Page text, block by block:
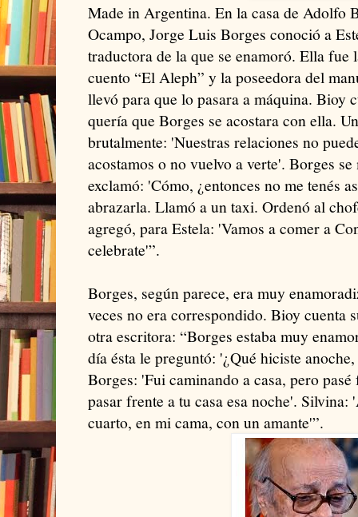
Made in Argentina. En la casa de Adolfo
Ocampo, Jorge Luis Borges conoció a
traductora de la que se enamoró. Ella
cuento “El Aleph” y la poseedora del
llevó para que lo pasara a máquina. Bioy
quería que Borges se acostara con ella.
brutalmente: 'Nuestras relaciones no
acostamos o no vuelvo a verte'. Borges
exclamó: 'Cómo, ¿entonces no me tenés
abrazarla. Llamó a un taxi. Ordenó al
agregó, para Estela: 'Vamos a comer a
celebrate'”.
Borges, según parece, era muy
veces no era correspondido. Bioy cuenta
otra escritora: “Borges estaba muy
día ésta le preguntó: '¿Qué hiciste
Borges: 'Fui caminando a casa, pero
pasar frente a tu casa esa noche'. Silvina:
cuarto, en mi cama, con un amante'”.